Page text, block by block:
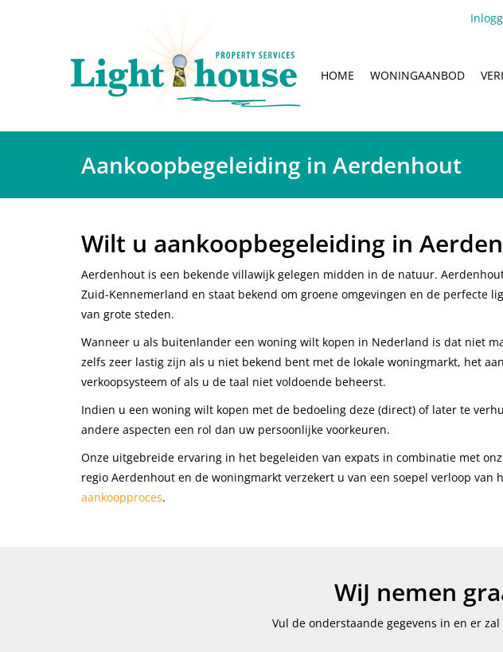
HOME WONINGAANBOD
Aankoopbegeleiding in Aerdenhout
Wilt u aankoopbegeleiding in
Aerdenhout is een bekende villawijk gelegen midden in de natuur.
Zuid-Kennemerland en staat bekend om groene omgevingen en de perfecte
van grote steden.
Wanneer u als buitenlander een woning wilt kopen in Nederland is dat niet
zelfs zeer lastig zijn als u niet bekend bent met de lokale woningmarkt, het
verkoopsysteem of als u de taal niet voldoende beheerst.
Indien u een woning wilt kopen met de bedoeling deze (direct) of later te
andere aspecten een rol dan uw persoonlijke voorkeuren.
Onze uitgebreide ervaring in het begeleiden van expats in combinatie met
regio Aerdenhout en de woningmarkt verzekert u van een soepel verloop van
aankoopproces.
WiJ nemen
Vul de onderstaande gegevens in en er